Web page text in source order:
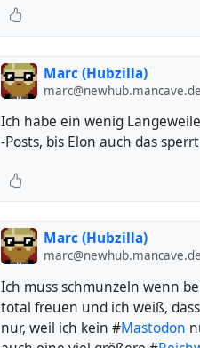
Marc (Hubzilla)
marc@newhub.mancave.de
Ich habe ein wenig
-Posts, bis Elon auch das
Marc (Hubzilla)
marc@newhub.mancave.de
Ich muss schmunzeln wenn
total freuen und ich weiß,
nur, weil ich kein #Mastodon